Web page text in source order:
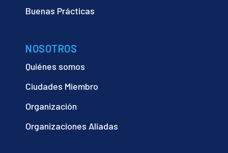
Buenas Prácticas
NOSOTROS
Quiénes somos
Ciudades Miembro
Organización
Organizaciones Aliadas